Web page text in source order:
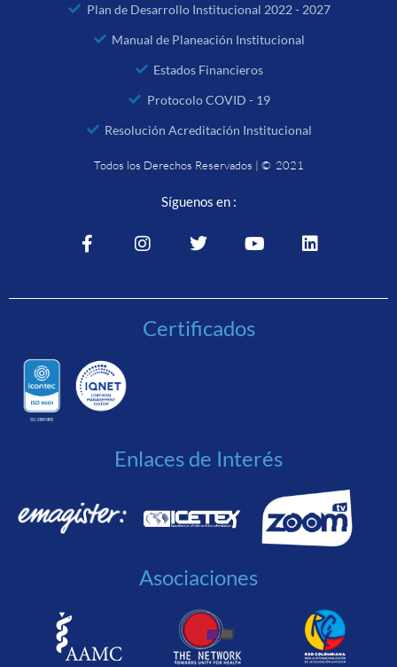
Plan de Desarrollo Institucional 2022 - 2027
Manual de Planeación Institucional
Estados Financieros
Protocolo COVID - 19
Resolución Acreditación Institucional
Todos los Derechos Reservados | © 2021
Síguenos en :
Certificados
Enlaces de Interés
Asociaciones